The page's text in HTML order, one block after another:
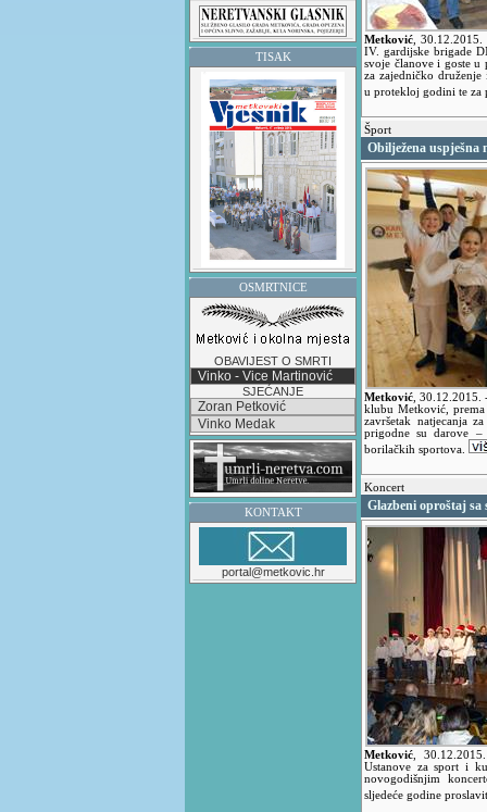
TISAK
OSMRTNICE
OBAVIJEST O SMRTI
Vinko - Vice Martinović
SJEĆANJE
Zoran Petković
Vinko Medak
KONTAKT
portal@metkovic.hr
Metković ,30.12.2015.
IV. gardijske brigade
svoje članove i goste
za zajedničko
u protekloj godini te za
Šport
Obilježena uspješna
Metković 30.12.2015.
klubu Metković,
završetak natjecanja
prigodne su darove
borilačkih sportova.
Koncert
Glazbeni oproštaj sa
Metković
Ustanove za sport i
novogodišnjim
sljedeće godine